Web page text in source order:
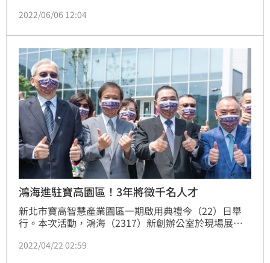
焦「智慧車聯網」技術以及探討「低軌衛星通訊」技術
2022/06/06 12:04
鴻海進駐寶高園區！3年將徵千名人才
新北市寶高智慧產業園區一期啟用典禮今（22）日舉
行。本次活動，鴻海（2317）新創辦公室於現場展示
方案。未來集團將在園區成立軟體研發設計中心，建構
2022/04/22 02:59